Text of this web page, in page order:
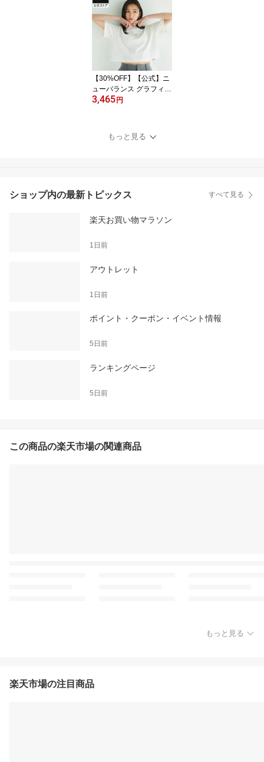
ジュアル 快適 ファッシ
ョン 屋内 屋外 贈り物 ギ
フト メンズ 男性
【30%OFF】【公式】ニ
ューバランス グラフィッ
クTシャツ アパレル 半袖
ズ 女性 吸汗 速乾 ドライ
リフレクト
3,465円
もっと見る
ショップ内の最新トピックス すべて見る
楽天お買い物マラソン
1日前
アウトレット
1日前
ポイント・クーポン・イベント情報
5日前
ランキングページ
5日前
この商品の楽天市場の関連商品
もっと見る
楽天市場の注目商品